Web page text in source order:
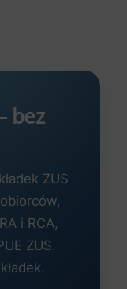
bez
ZUS
i RCA,
ZUS.